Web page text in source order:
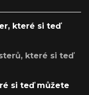
které si teď
které si teď
si teď můžete